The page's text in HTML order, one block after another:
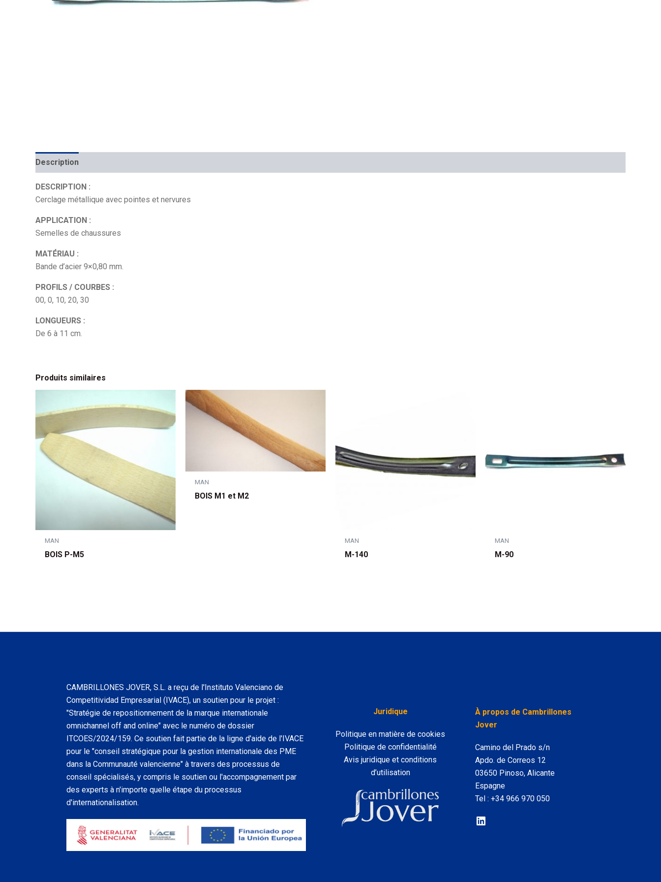
Description
DESCRIPTION :
Cerclage métallique avec pointes et nervures
APPLICATION :
Semelles de chaussures
MATÉRIAU :
Bande d’acier 9×0,80 mm.
PROFILS / COURBES :
00, 0, 10, 20, 30
LONGUEURS :
De 6 à 11 cm.
Produits similaires
MAN
BOIS P-M5
MAN
BOIS M1 et M2
MAN
M-140
MAN
M-90
CAMBRILLONES JOVER, S.L. a reçu de l'Instituto Valenciano de
Competitividad Empresarial (IVACE), un soutien pour le projet :
"Stratégie de repositionnement de la marque internationale
omnichannel off and online" avec le numéro de dossier
ITCOES/2024/159. Ce soutien fait partie de la ligne d'aide de l'IVACE
pour le "conseil stratégique pour la gestion internationale des PME
dans la Communauté valencienne" à travers des processus de
conseil spécialisés, y compris le soutien ou l'accompagnement par
des experts à n'importe quelle étape du processus
d'internationalisation.
Juridique
Politique en matière de cookies
Politique de confidentialité
Avis juridique et conditions
d’utilisation
À propos de Cambrillones
Jover
Camino del Prado s/n
Apdo. de Correos 12
03650 Pinoso, Alicante
Espagne
Tel : +34 966 970 050
LinkedIn